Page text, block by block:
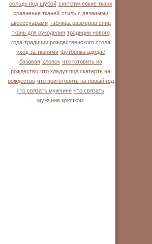
сельдь под шубой синтетические ткани
сравнение тканей стиль с вязаными
аксессуарами таблица размеров спиц
ткань для рукоделия традиции нового
года традиции рождественского стола
уход за тканями футболка адидас
базовая хлопок что готовить на
рождество что кладут под скатерть на
рождество что приготовить на новый год
что связать мужчине что связать
мужчине крючком